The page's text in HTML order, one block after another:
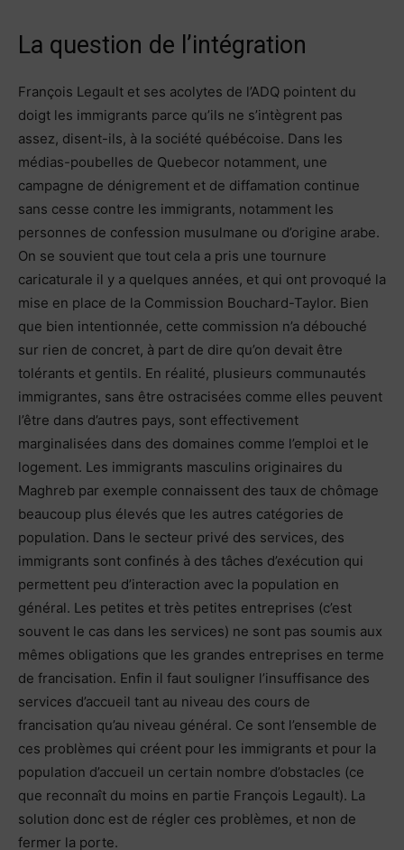
La question de l’intégration
François Legault et ses acolytes de l’ADQ pointent du
doigt les immigrants parce qu’ils ne s’intègrent pas
assez, disent-ils, à la société québécoise. Dans les
médias-poubelles de Quebecor notamment, une
campagne de dénigrement et de diffamation continue
sans cesse contre les immigrants, notamment les
personnes de confession musulmane ou d’origine arabe.
On se souvient que tout cela a pris une tournure
caricaturale il y a quelques années, et qui ont provoqué la
mise en place de la Commission Bouchard-Taylor. Bien
que bien intentionnée, cette commission n’a débouché
sur rien de concret, à part de dire qu’on devait être
tolérants et gentils. En réalité, plusieurs communautés
immigrantes, sans être ostracisées comme elles peuvent
l’être dans d’autres pays, sont effectivement
marginalisées dans des domaines comme l’emploi et le
logement. Les immigrants masculins originaires du
Maghreb par exemple connaissent des taux de chômage
beaucoup plus élevés que les autres catégories de
population. Dans le secteur privé des services, des
immigrants sont confinés à des tâches d’exécution qui
permettent peu d’interaction avec la population en
général. Les petites et très petites entreprises (c’est
souvent le cas dans les services) ne sont pas soumis aux
mêmes obligations que les grandes entreprises en terme
de francisation. Enfin il faut souligner l’insuffisance des
services d’accueil tant au niveau des cours de
francisation qu’au niveau général. Ce sont l’ensemble de
ces problèmes qui créent pour les immigrants et pour la
population d’accueil un certain nombre d’obstacles (ce
que reconnaît du moins en partie François Legault). La
solution donc est de régler ces problèmes, et non de
fermer la porte.